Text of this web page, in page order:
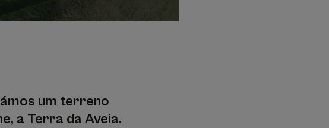
um terreno
a Terra da Aveia.